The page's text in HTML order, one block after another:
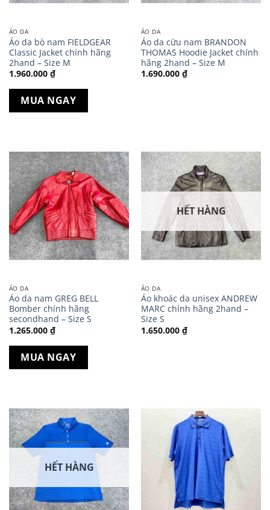
ÁO DA
Áo da bò nam FIELDGEAR
Classic Jacket chính hãng
2hand – Size M
1.960.000 ₫
MUA NGAY
ÁO DA
Áo da cừu nam BRANDON
THOMAS Hoodie Jacket chính
hãng 2hand – Size M
1.690.000 ₫
ÁO DA
Áo da nam GREG BELL
Bomber chính hãng
secondhand – Size S
1.265.000 ₫
MUA NGAY
HẾT HÀNG
ÁO DA
Áo khoác da unisex ANDREW
MARC chính hãng 2hand –
Size S
1.650.000 ₫
HẾT HÀNG